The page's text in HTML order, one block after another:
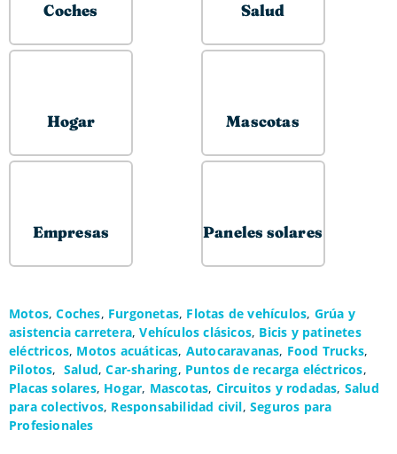
Coches Salud
Hogar Mascotas
Empresas Paneles solares
Motos,Coches, Furgonetas, Flotas de vehículos, Grúa y
asistencia carretera,Vehículos clásicos, Bicis y patinetes
eléctricos, Motos acuáticas, Autocaravanas, Food Trucks,
Pilotos,Salud,Car-sharing, Puntos de recarga eléctricos,
Placas solares, Hogar, Mascotas, Circuitos y rodadas, Salud
para colectivos, Responsabilidad civil,Seguros para
Profesionales